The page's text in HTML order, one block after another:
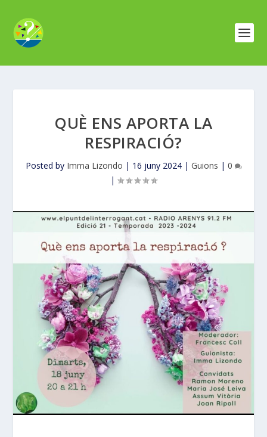
QUÈ ENS APORTA LA
RESPIRACIÓ?
Posted by Imma Lizondo | 16 juny 2024| Guions | 0
|